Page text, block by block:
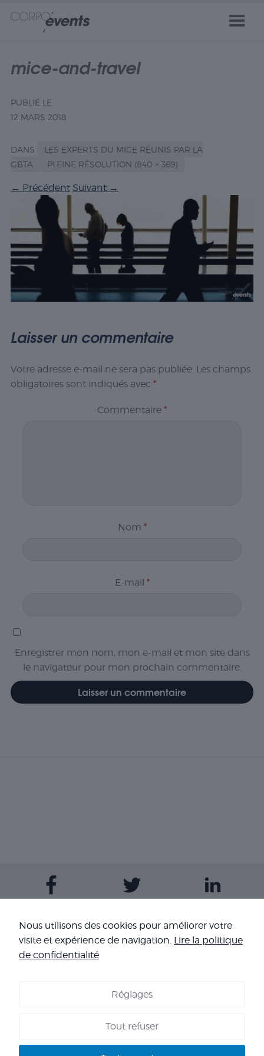
mice-and-travel
PUBLIÉ LE
12 MARS 2018
DANS
LES EXPERTS DU MICE RÉUNIS PAR LA
GBTA
PLEINE RÉSOLUTION (840 × 369)
← Précédent Suivant →
Laisser un commentaire
Votre adresse e-mail ne sera pas publiée. Les champs
obligatoires sont indiqués avec *
Commentaire *
Nom *
E-mail *
Enregistrer mon nom, mon e-mail et mon site dans
le navigateur pour mon prochain commentaire.
Contactez-nous
Copyright 2026 - Corpo’Events Agence événementielle
SIRET : 484 434 477 00036 - TVA : FR70 484 434 477 - RC :
Nous utilisons des cookies pour améliorer votre
visite et expérience de navigation. Lire la politique
de confidentialité
Réglages
Tout refuser